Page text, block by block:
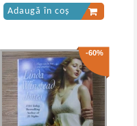
Adaugă în coș
-60%